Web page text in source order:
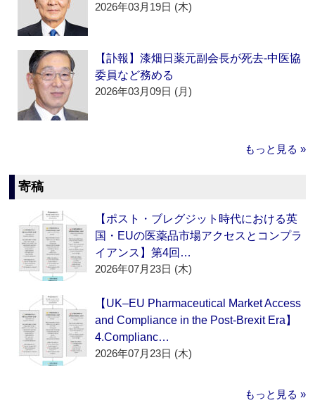
2026年03月19日 (木)
【訃報】漆畑日薬元副会長が死去‐中医協
委員など務める
2026年03月09日 (月)
もっと見る »
寄稿
【ポスト・ブレグジット時代における英
国・EUの医薬品市場アクセスとコンプラ
イアンス】第4回…
2026年07月23日 (木)
【UK–EU Pharmaceutical Market Access
and Compliance in the Post-Brexit Era】
4.Complianc…
2026年07月23日 (木)
もっと見る »